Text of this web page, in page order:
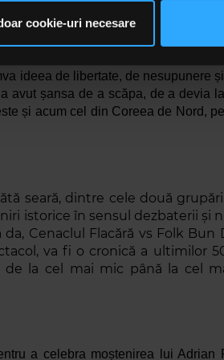
informații oferite de dvs. sau culese
cookie-uri necesare
(poate nu întâmplător în
dar și ziaristului care și-a făcut
prezenți vor realiza că și folkiștii
ideea de libertate, de nesupunere
avut șansa de a scăpa, de a devia
și acum cel din Coreea de Nord,
seară, dintre cele două
istorice în sensul dezbaterii și
Cenaclul Flacără vs Folk Bun
va fi o cronică a ultimilor
la cel mai mic până la cel
a celebra moștenirea lui Adrian